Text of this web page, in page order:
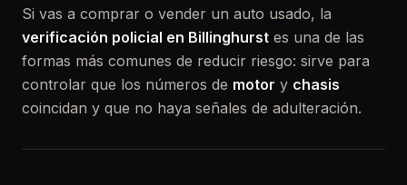
Si vas a comprar o vender un auto usado, la
verificación policial en Billinghurst es una de las
formas más comunes de reducir riesgo: sirve para
controlar que los números de motor y chasis
coincidan y que no haya señales de adulteración.